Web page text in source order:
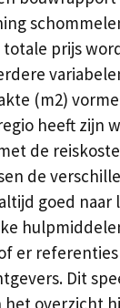
totale prijs
(m2)
heeft zijn
de
de
goed naar
er referenties
Dit
het overzicht